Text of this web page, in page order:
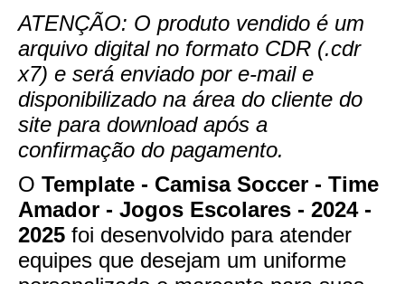
ATENÇÃO: O produto vendido é um
arquivo digital no formato CDR (.cdr
x7) e será enviado por e-mail e
disponibilizado na área do cliente do
site para download após a
confirmação do pagamento.
O Template - Camisa Soccer - Time
Amador - Jogos Escolares - 2024 -
2025 foi desenvolvido para atender
equipes que desejam um uniforme